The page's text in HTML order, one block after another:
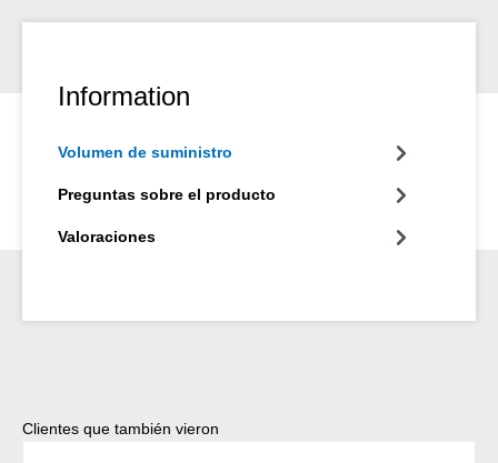
Information
Volumen de suministro
Preguntas sobre el producto
Valoraciones
Omitir la galería de productos
Clientes que también vieron